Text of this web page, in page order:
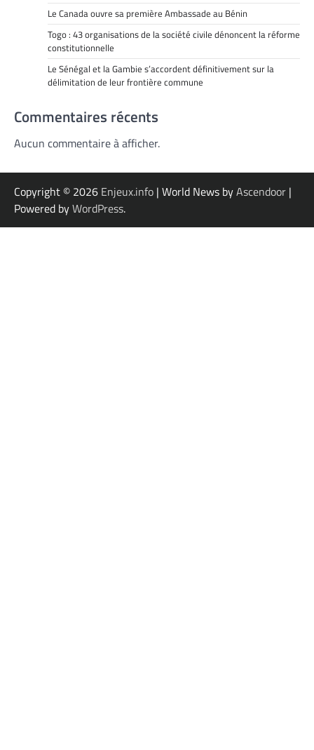
Le Canada ouvre sa première Ambassade au Bénin
Togo : 43 organisations de la société civile dénoncent la réforme
constitutionnelle
Le Sénégal et la Gambie s’accordent définitivement sur la
délimitation de leur frontière commune
Commentaires récents
Aucun commentaire à afficher.
Copyright © 2026 Enjeux.info | World News byAscendoor |
Powered byWordPress.